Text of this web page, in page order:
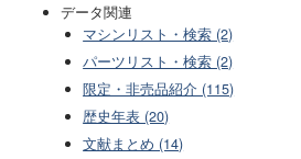
データ関連
マシンリスト・検索 (2)
パーツリスト・検索 (2)
限定・非売品紹介 (115)
歴史年表 (20)
文献まとめ (14)